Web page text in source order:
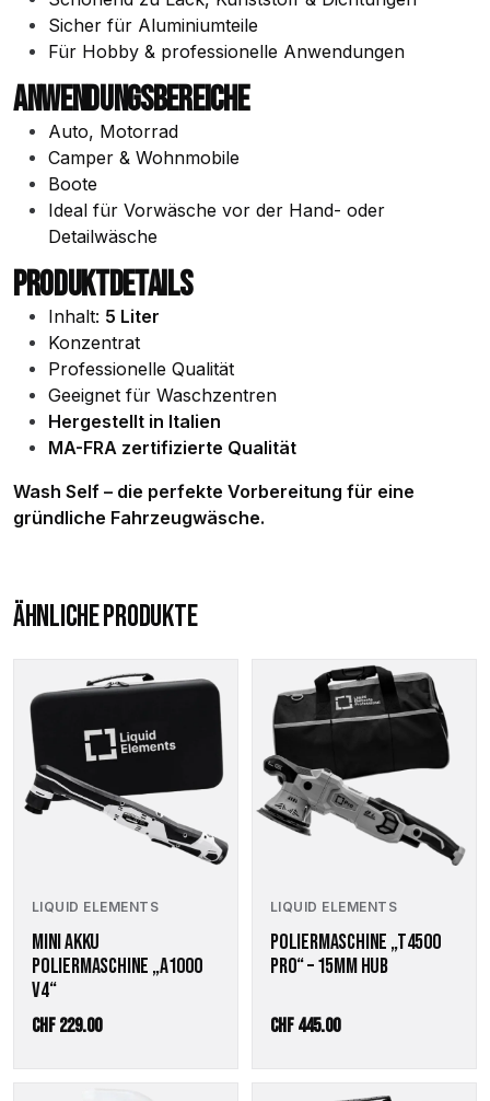
Sicher für Aluminiumteile
Für Hobby & professionelle Anwendungen
ANWENDUNGSBEREICHE
Auto, Motorrad
Camper & Wohnmobile
Boote
Ideal für Vorwäsche vor der Hand- oder
Detailwäsche
PRODUKTDETAILS
Inhalt: 5 Liter
Konzentrat
Professionelle Qualität
Geeignet für Waschzentren
Hergestellt in Italien
MA-FRA zertifizierte Qualität
Wash Self – die perfekte Vorbereitung für eine
gründliche Fahrzeugwäsche.
ÄHNLICHE PRODUKTE
LIQUID ELEMENTS
MINI AKKU
POLIERMASCHINE „A1000
V4“
CHF229.00
LIQUID ELEMENTS
POLIERMASCHINE „T4500
PRO“ – 15MM HUB
CHF445.00